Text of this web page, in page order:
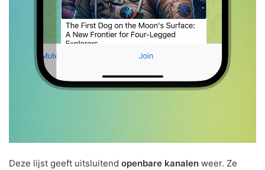
Deze lijst geeft uitsluitend openbare kanalen weer. Ze